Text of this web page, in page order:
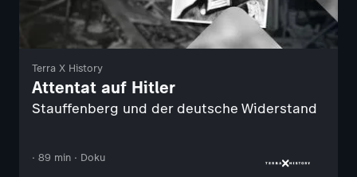
Terra X History
Attentat auf Hitler
Stauffenberg und der deutsche Widerstand
· 89 min · Doku